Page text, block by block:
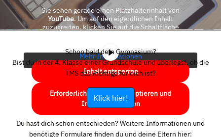
Sie sehen gerade einen Platzhalterinhalt von
YouTube. Um auf den eigentlichen Inhalt
zuzugreifen, klicken Sie auf die Schaltfläche
Mehr Informationen
Inhalt entsperren
Erforderlichen Service akzeptieren und
Inhalte entsperren
Schon bald dein Gymnasium?
Bist du in der 4. Klasse einer Grundschule und überlegst, ob die
TMS das Richtige für dich ist?
Klick hier!
Du hast dich schon entschieden? Weitere Informationen und
benötigte Formulare finden du und deine Eltern hier: